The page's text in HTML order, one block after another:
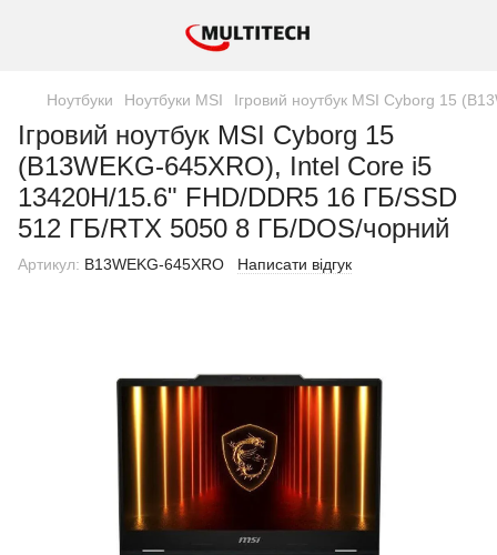
Ноутбуки Ноутбуки MSI Ігровий ноутбук MSI Cyborg 15
Ігровий ноутбук MSI Cyborg 15
(B13WEKG-645XRO), Intel Core i5
13420H/15.6" FHD/DDR5 16 ГБ/SSD
512 ГБ/RTX 5050 8 ГБ/DOS/чорний
Артикул: B13WEKG-645XRO Написати відгук